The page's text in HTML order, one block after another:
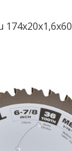
174x20x1,6x60